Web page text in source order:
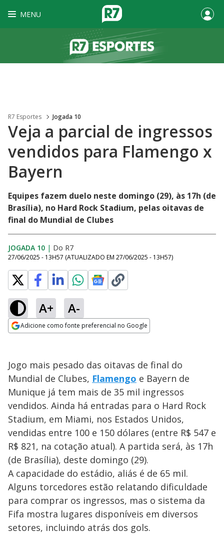
MENU
R7 Esportes Jogada 10
Veja a parcial de ingressos
vendidos para Flamengo x
Bayern
Equipes fazem duelo neste domingo (29), às 17h (de
Brasília), no Hard Rock Stadium, pelas oitavas de
final do Mundial de Clubes
JOGADA 10 | Do R7
27/06/2025 - 13H57 (ATUALIZADO EM 27/06/2025 - 13H57)
A+ A-
Adicione como fonte preferencial no Google
Jogo mais pesado das oitavas de final do
Mundial de Clubes, Flamengo e Bayern de
Munique já tem mais de 35 mil ingressos
vendidos. Ainda há entradas para o Hard Rock
Stadium, em Miami, nos Estados Unidos,
vendidas entre 100 e 150 dólares (entre R$ 547 e
R$ 821, na cotação atual). A partida será, às 17h
(de Brasília), deste domingo (29).
A capacidade do estádio, aliás é de 65 mil.
Alguns torcedores estão relatando dificuldade
para comprar os ingressos, mas o sistema da
Fifa mostra lugares disponíveis em diversos
setores, incluindo atrás dos gols.